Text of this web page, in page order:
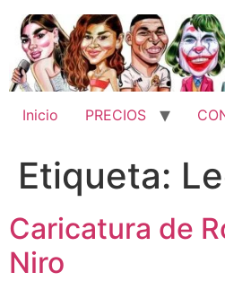
contenido
Inicio PRECIOS
Etiqueta:
Caricatura de
Niro